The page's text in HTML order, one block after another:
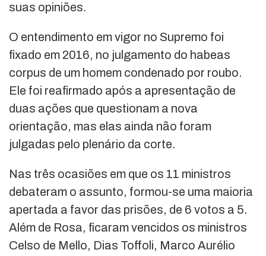
suas opiniões.
O entendimento em vigor no Supremo foi
fixado em 2016, no julgamento do habeas
corpus de um homem condenado por roubo.
Ele foi reafirmado após a apresentação de
duas ações que questionam a nova
orientação, mas elas ainda não foram
julgadas pelo plenário da corte.
Nas três ocasiões em que os 11 ministros
debateram o assunto, formou-se uma maioria
apertada a favor das prisões, de 6 votos a 5.
Além de Rosa, ficaram vencidos os ministros
Celso de Mello, Dias Toffoli, Marco Aurélio